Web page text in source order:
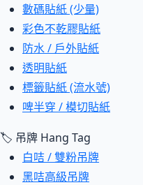
數碼貼紙 (少量)
彩色不乾膠貼紙
防水 / 戶外貼紙
透明貼紙
標籤貼紙 (流水號)
啤半穿 / 模切貼紙
🏷 吊牌 Hang Tag
白咭 / 雙粉吊牌
黑咭高級吊牌